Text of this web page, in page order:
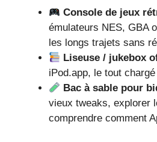
Console de jeux
émulateurs NES, GBA
les longs trajets sans
Liseuse / jukebox
iPod.app, le tout
Bac à sable pour
vieux tweaks, explorer
comprendre comment